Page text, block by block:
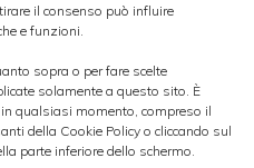
il consenso può influire
e funzioni.
sopra o per fare scelte
solamente a questo sito. È
qualsiasi momento, compreso il
della Cookie Policy o cliccando sul
parte inferiore dello schermo.